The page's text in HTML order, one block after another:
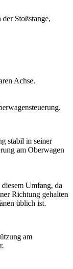
Stoßstange,
Achse.
stabil in seiner
am Oberwagen
Umfang, da
Richtung gehalten
üblich ist.
am